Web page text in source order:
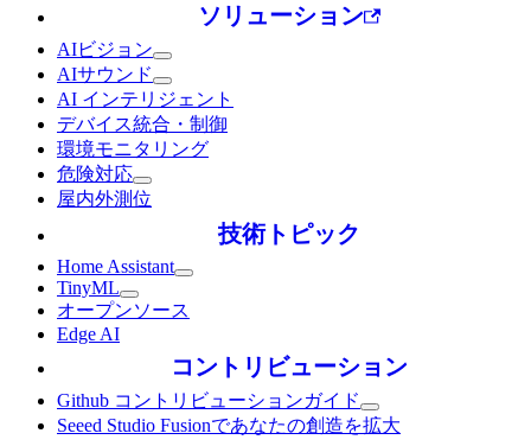
ソリューション
AIビジョン
AIサウンド
AI インテリジェント
デバイス統合・制御
環境モニタリング
危険対応
屋内外測位
技術トピック
Home Assistant
TinyML
オープンソース
Edge AI
コントリビューション
Github コントリビューションガイド
Seeed Studio Fusionであなたの創造を拡大